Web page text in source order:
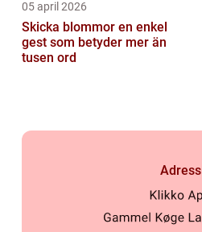
05 april 2026
Skicka blommor en enkel
gest som betyder mer än
tusen ord
Adress